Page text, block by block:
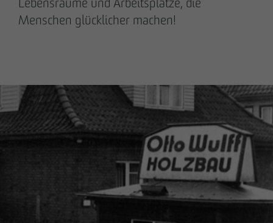
Menschen glücklicher machen!